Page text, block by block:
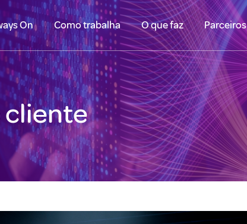
On Como trabalha O que faz Parceiros
cliente